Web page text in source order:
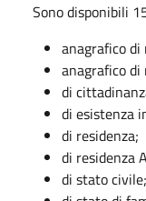
Sono disponibili
anagrafico di
anagrafico
di
di esistenza
di residenza;
di residenza
di stato civile;